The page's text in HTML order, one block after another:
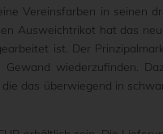
Vereinsfarben in seinen
Ausweichtrikot hat das
ist. Der
wiederzufinden.
das überwiegend in